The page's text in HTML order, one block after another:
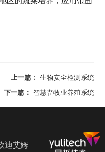
上一篇： 生物安全检测系统
下一篇： 智慧畜牧业养殖系统
迪艾姆